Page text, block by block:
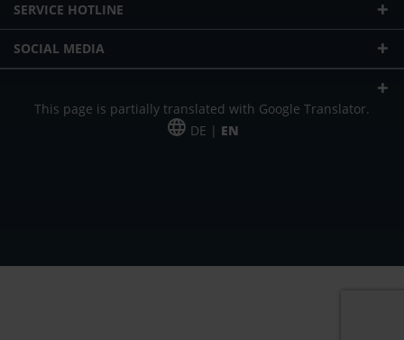
SERVICE HOTLINE
SOCIAL MEDIA
This page is partially translated with Google Translator.
DE | EN